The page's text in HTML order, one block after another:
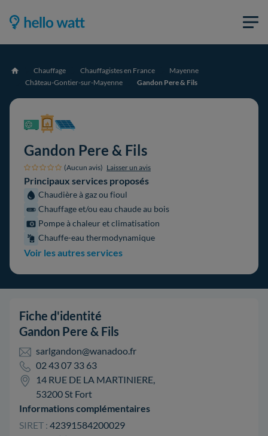
Accueil Chauffage Chauffagistes en France
Mayenne
Château-Gontier-sur-Mayenne
Gandon Pere & Fils
Gandon Pere & Fils
(Aucun avis) Laisser un avis
Principaux services proposés
Chaudière à gaz ou fioul
Chauffage et/ou eau chaude au bois
Pompe à chaleur et climatisation
Chauffe-eau thermodynamique
Voir les autres services
Fiche d'identité
Gandon Pere & Fils
sarlgandon@wanadoo.fr
02 43 07 33 63
14 RUE DE LA MARTINIERE,
53200 St Fort
Informations complémentaires
SIRET : 42391584200029